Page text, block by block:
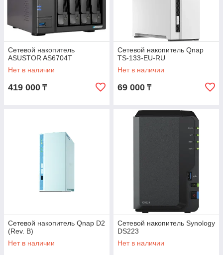
Сетевой накопитель
ASUSTOR AS6704T
Нет в наличии
419 000 ₸
Сетевой накопитель Qnap
TS-133-EU-RU
Нет в наличии
69 000 ₸
Сетевой накопитель Qnap D2
(Rev. B)
Нет в наличии
Сетевой накопитель Synology
DS223
Нет в наличии